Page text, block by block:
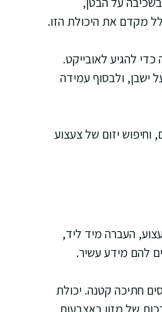
מקדם את היכולת הזו.
להגיע לאובייקט.
ישבן, ולבסוף עמידה
יזום של צעצוע
העברה מיד ליד,
להם מידע עשיר.
חתיכה קטנה. יכולת